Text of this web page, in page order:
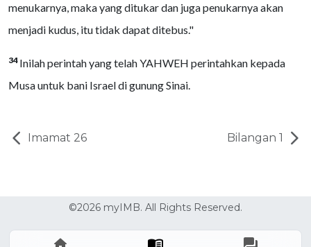
menukarnya, maka yang ditukar dan juga penukarnya akan
menjadi kudus, itu tidak dapat ditebus."
34 Inilah perintah yang telah YAHWEH perintahkan kepada
Musa untuk bani Israel di gunung Sinai.
Imamat 26 Bilangan 1
©2026 myIMB. All Rights Reserved.